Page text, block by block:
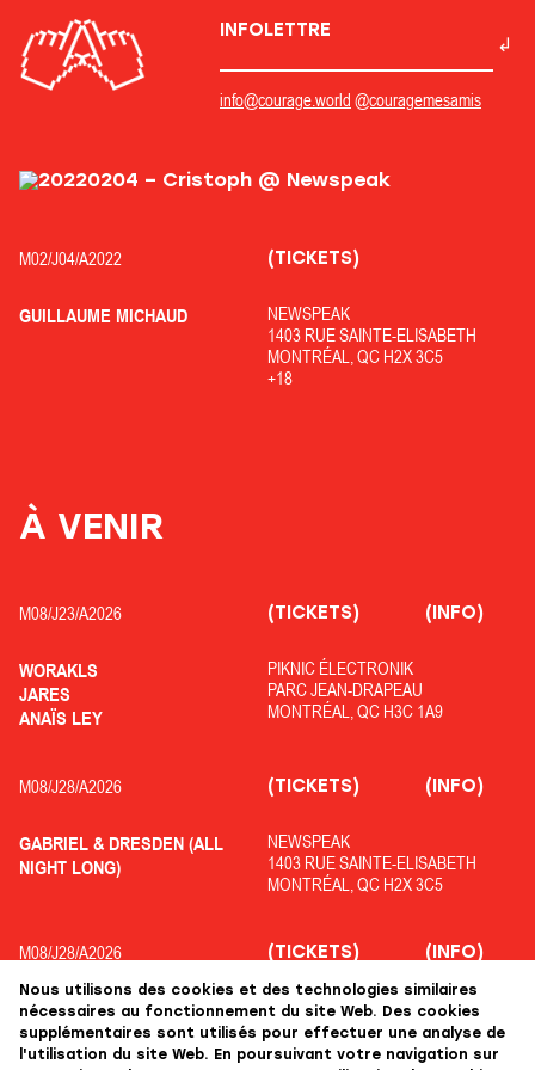
INFOLETTRE
info@courage.world @couragemesamis
M02/J04/A2022
GUILLAUME MICHAUD
NEWSPEAK
1403 RUE SAINTE-ELISABETH
MONTRÉAL, QC H2X 3C5
+18
(TICKETS)
À VENIR
M08/J23/A2026
WORAKLS
JARES
ANAÏS LEY
PIKNIC ÉLECTRONIK
PARC JEAN-DRAPEAU
MONTRÉAL, QC H3C 1A9
(TICKETS) (INFO)
M08/J28/A2026
GABRIEL & DRESDEN (ALL
NIGHT LONG)
NEWSPEAK
1403 RUE SAINTE-ELISABETH
MONTRÉAL, QC H2X 3C5
(TICKETS) (INFO)
M08/J28/A2026
ADRIATIQUE
COLYN
KOLOPHANE
OFF PIKNIC
PARC JEAN-DRAPEAU
MONTRÉAL, QC H3C 1A9
(TICKETS) (INFO)
Nous utilisons des cookies et des technologies similaires
nécessaires au fonctionnement du site Web. Des cookies
supplémentaires sont utilisés pour effectuer une analyse de
l'utilisation du site Web. En poursuivant votre navigation sur